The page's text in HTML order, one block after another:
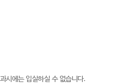
시에는 입실하실 수 없습니다.